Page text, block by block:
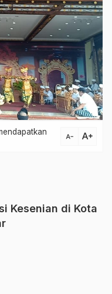
text_decrease text_increase
Kesenian di Kota